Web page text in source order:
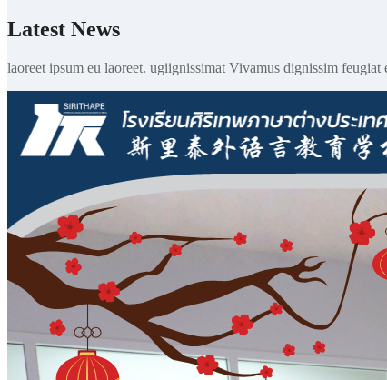
Latest News
laoreet ipsum eu laoreet. ugiignissimat Vivamus dignissim feugiat